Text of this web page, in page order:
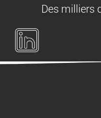
Des milliers